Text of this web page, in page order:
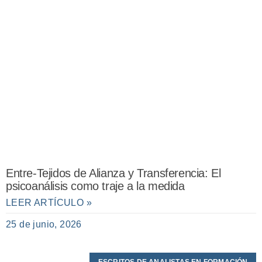
Entre-Tejidos de Alianza y Transferencia: El
psicoanálisis como traje a la medida
LEER ARTÍCULO »
25 de junio, 2026